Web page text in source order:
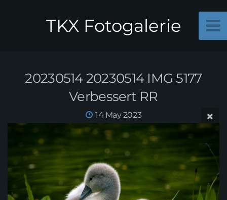
TKX Fotogalerie
20230514 20230514 IMG 5177
Verbessert RR
14 May 2023